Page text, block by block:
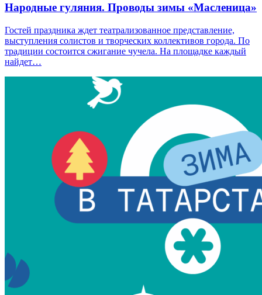
Народные гуляния. Проводы зимы «Масленица»
Гостей праздника ждет театрализованное представление,
выступления солистов и творческих коллективов города. По
традиции состоится сжигание чучела. На площадке каждый
найдет…